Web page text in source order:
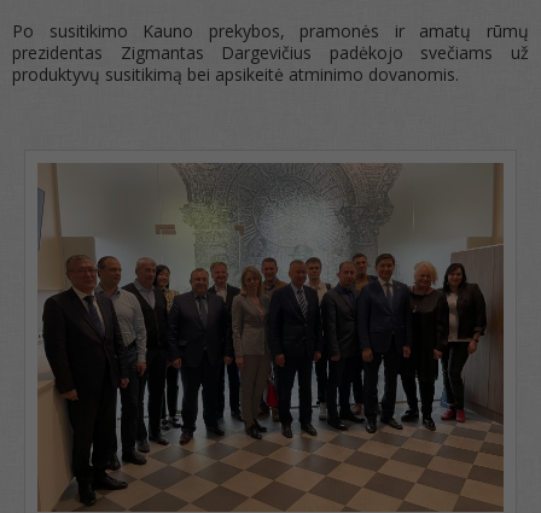
Po susitikimo Kauno prekybos, pramonės ir amatų rūmų
prezidentas Zigmantas Dargevičius padėkojo svečiams už
produktyvų susitikimą bei apsikeitė atminimo dovanomis.